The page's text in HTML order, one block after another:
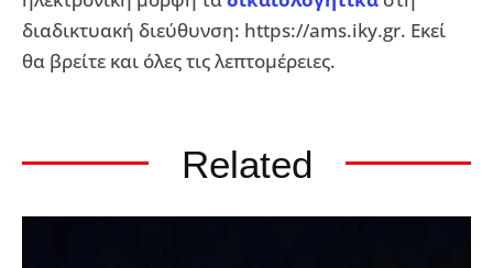
διαδικτυακή διεύθυνση: https://ams.iky.gr. Εκεί
θα βρείτε και όλες τις λεπτομέρειες.
Related